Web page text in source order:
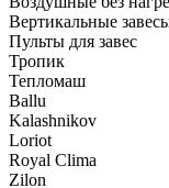
Вертикальные
Пульты для завес
Тропик
Тепломаш
Ballu
Kalashnikov
Loriot
Royal Clima
Zilon